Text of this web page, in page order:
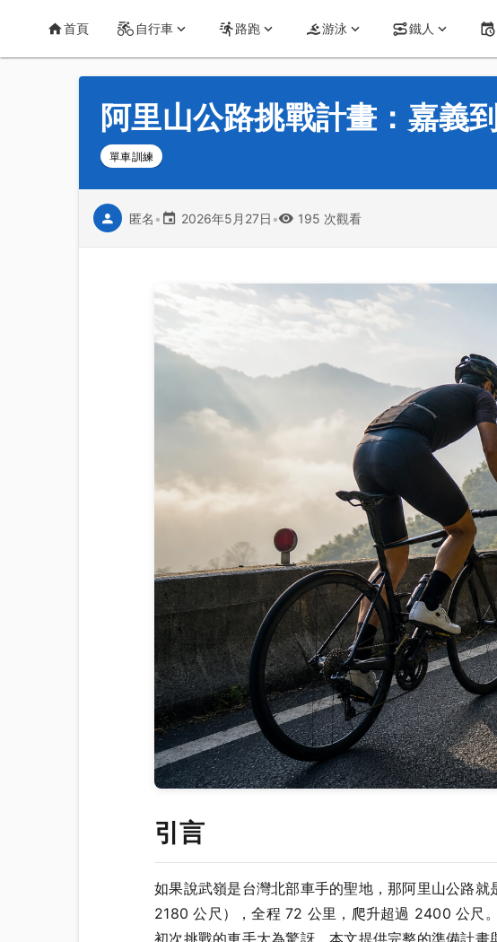
CT Yeh 公路車基地
首頁 自行車 路跑 游泳 鐵人
運動知識 詳情
阿里山公路挑戰計畫：嘉義
單車訓練
匿名 • 2026年5月27日 • 195 次觀看
引言
如果說武嶺是台灣北部車手的聖地，那阿里山公路
2180 公尺），全程 72 公里，爬升超過 2400 公尺